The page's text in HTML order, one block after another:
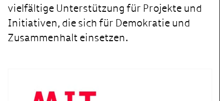
vielfältige Unterstützung für Projekte und
Initiativen, die sich für Demokratie und
Zusammenhalt einsetzen.